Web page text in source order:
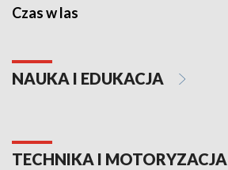
Czas w las
NAUKA I EDUKACJA
TECHNIKA I MOTORYZACJA